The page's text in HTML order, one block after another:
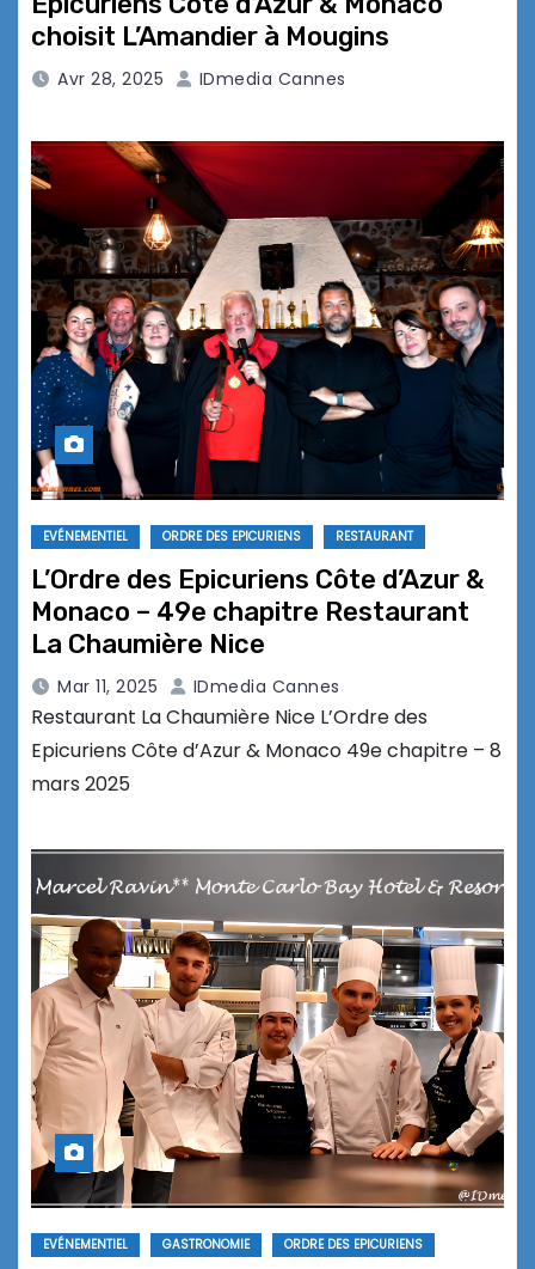
choisit L’Amandier à Mougins
Avr 28, 2025 IDmedia Cannes
EVÉNEMENTIEL ORDRE DES EPICURIENS RESTAURANT
L’Ordre des Epicuriens Côte d’Azur &
Monaco – 49e chapitre Restaurant
La Chaumière Nice
Mar 11, 2025 IDmedia Cannes
Restaurant La Chaumière Nice L’Ordre des
Epicuriens Côte d’Azur & Monaco 49e chapitre – 8
mars 2025
EVÉNEMENTIEL GASTRONOMIE ORDRE DES EPICURIENS